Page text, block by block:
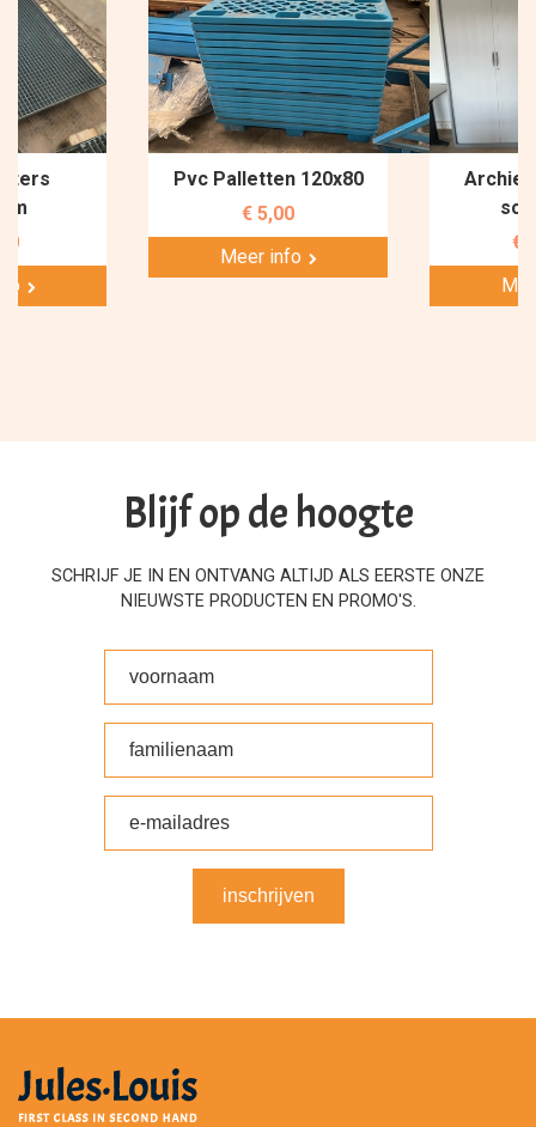
Pvc Palletten 120x80
€ 5,00
Meer info
€
Blijf op de hoogte
SCHRIJF JE IN EN ONTVANG ALTIJD ALS EERSTE ONZE
NIEUWSTE PRODUCTEN EN PROMO'S.
inschrijven